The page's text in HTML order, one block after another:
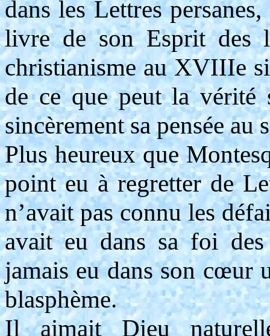
dans les Lettres
livre de son Esprit des
christianisme au XVIIIe
de ce que peut la vérité
sincèrement sa pensée au
Plus heureux que
point eu à regretter de
n’avait pas connu les
avait eu dans sa foi
jamais eu dans son cœur
blasphème.
Il aimait Dieu